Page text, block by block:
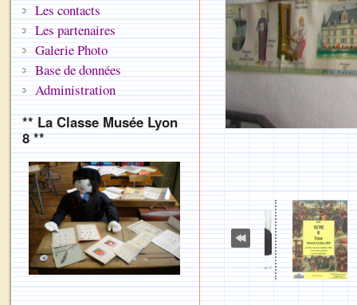
Les contacts
Les partenaires
Galerie Photo
Base de données
Administration
** La Classe Musée Lyon
8 **